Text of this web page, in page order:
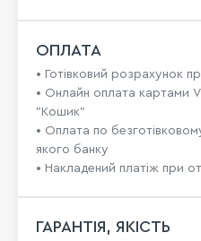
ОПЛАТА
• Готівковий розрахунок
• Онлайн оплата картами
"Кошик"
• Оплата по
якого банку
• Накладений платіж при
ГАРАНТІЯ, ЯКІСТЬ